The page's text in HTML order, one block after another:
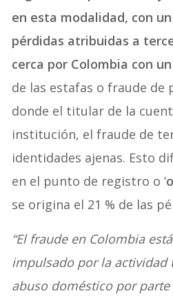
en esta modalidad, con un
pérdidas atribuidas a
cerca por Colombia con un
de las estafas o fraude de
donde el titular de la
institución, el fraude de
identidades ajenas. Esto
en el punto de registro o ‘
se origina el 21 % de las
“El fraude en Colombia
impulsado por la actividad
abuso doméstico por parte